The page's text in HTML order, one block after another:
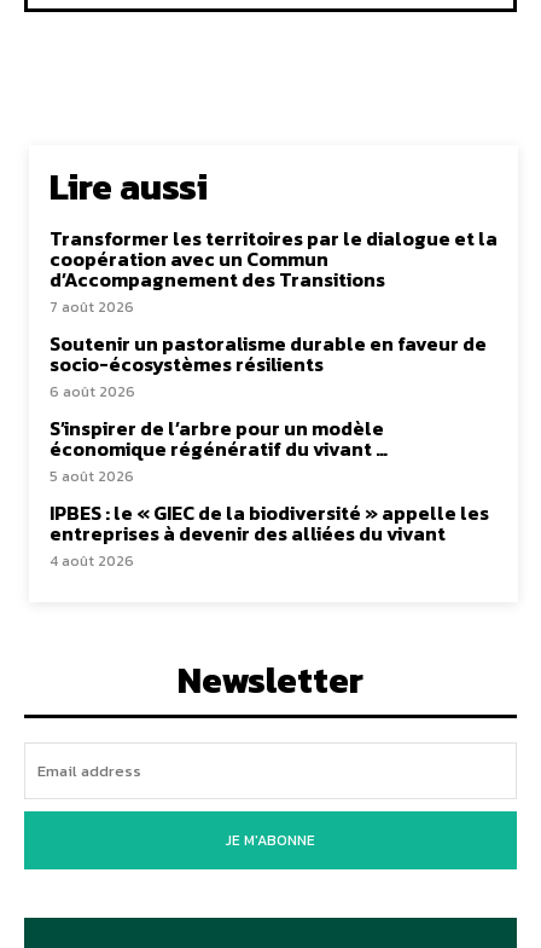
Lire aussi
Transformer les territoires par le dialogue et la
coopération avec un Commun
d’Accompagnement des Transitions
7 août 2026
Soutenir un pastoralisme durable en faveur de
socio-écosystèmes résilients
6 août 2026
S’inspirer de l’arbre pour un modèle
économique régénératif du vivant …
5 août 2026
IPBES : le « GIEC de la biodiversité » appelle les
entreprises à devenir des alliées du vivant
4 août 2026
Newsletter
JE M'ABONNE